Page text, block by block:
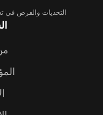
التحديات والفرص في